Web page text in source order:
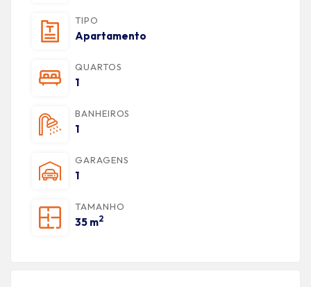
TIPO
Apartamento
QUARTOS
1
BANHEIROS
1
GARAGENS
1
TAMANHO
35 m2